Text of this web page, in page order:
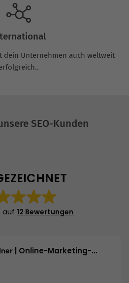
dein Unternehmen auch weltweit
SEO-Kunden
auf 12 Bewertungen
| Online-Marketing-Managerin | ifb Institut zur Fortbildung von Betriebsräten KG